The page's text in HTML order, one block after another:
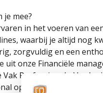
je mee?
in het voeren van
waarbij je altijd nog
zorgvuldig en een
uit onze Financiële
Vak Professionals. Verder
op mbo-niveau 4 en